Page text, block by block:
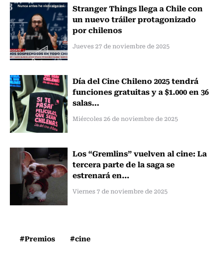
Stranger Things llega a Chile con
un nuevo tráiler protagonizado
por chilenos
Jueves 27 de noviembre de 2025
Día del Cine Chileno 2025 tendrá
funciones gratuitas y a $1.000 en 36
salas...
Miércoles 26 de noviembre de 2025
Los “Gremlins” vuelven al cine: La
tercera parte de la saga se
estrenará en...
Viernes 7 de noviembre de 2025
#Premios #cine